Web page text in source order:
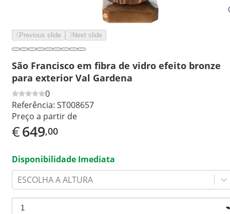
Previous slide Next slide
São Francisco em fibra de vidro efeito bronze
para exterior Val Gardena
0
Referência: ST008657
Preço a partir de
€649,00
Disponibilidade Imediata
ESCOLHA A ALTURA